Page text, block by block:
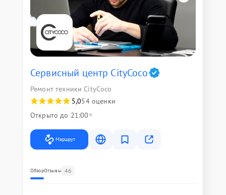
Сервисный центр CityCoco
Ремонт техники CityCoco
5,054 оценки
Открыто до 21:00
Маршрут
ОбзорОтзывы 46